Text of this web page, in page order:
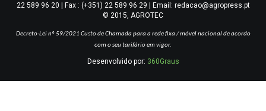
22 589 96 20 | Fax : (+351) 22 589 96 29 | Email: redacao@agropress.pt
© 2015, AGROTEC
Decreto-Lei nº 59/2021 Custo de Chamada para a rede fixa / móvel nacional de acordo
com o seu tarifário em vigor.
Desenvolvido por: 360Graus